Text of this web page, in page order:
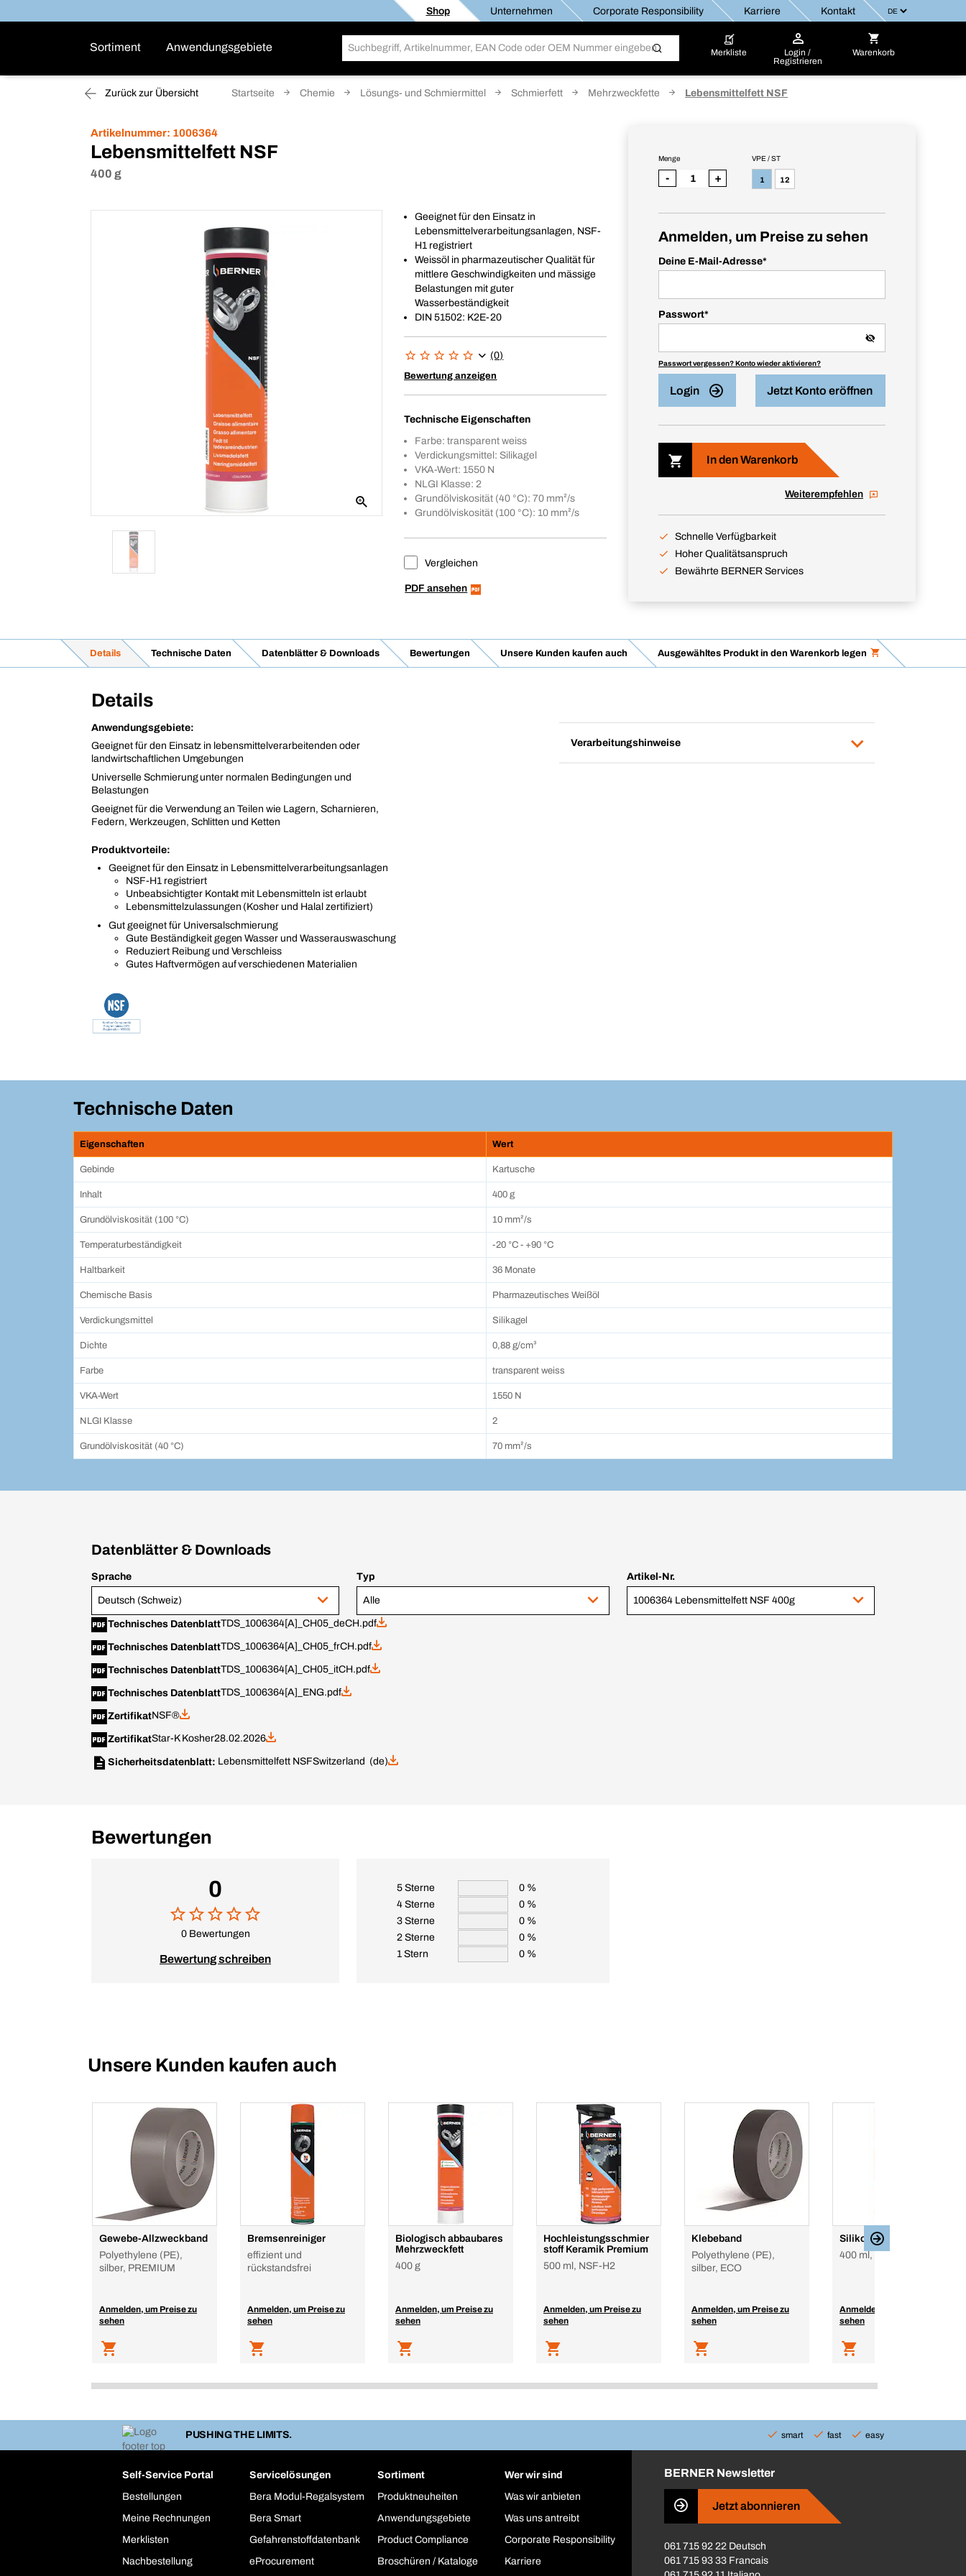
Shop Unternehmen Corporate Responsibility Karriere Kontakt
Sortiment Anwendungsgebiete Merkliste
Login /
Registrieren
Warenkorb
Zurück zur Übersicht Startseite Chemie Lösungs- und Schmiermittel Schmierfett Mehrzweckfette Lebensmittelfett NSF
Artikelnummer: 1006364
Lebensmittelfett NSF
400 g
Geeignet für den Einsatz in
Lebensmittelverarbeitungsanlagen, NSF-
H1 registriert
Weissöl in pharmazeutischer Qualität für
mittlere Geschwindigkeiten und mässige
Belastungen mit guter
Wasserbeständigkeit
DIN 51502: K2E-20
(0)
Bewertung anzeigen
Technische Eigenschaften
Farbe: transparent weiss
Verdickungsmittel: Silikagel
VKA-Wert: 1550 N
NLGI Klasse: 2
Grundölviskosität (40 °C): 70 mm²/s
Grundölviskosität (100 °C): 10 mm²/s
Vergleichen
PDF ansehen
VPE / ST
1 12
Menge
- +
Anmelden, um Preise zu sehen
Deine E-Mail-Adresse*
Passwort*
Passwort vergessen? Konto wieder aktivieren?
Login Jetzt Konto eröffnen
In den Warenkorb
Weiterempfehlen
Schnelle Verfügbarkeit
Hoher Qualitätsanspruch
Bewährte BERNER Services
Details Technische Daten Datenblätter & Downloads Bewertungen Unsere Kunden kaufen auch Ausgewähltes Produkt in den Warenkorb legen
Details
Anwendungsgebiete:
Geeignet für den Einsatz in lebensmittelverarbeitenden oder
landwirtschaftlichen Umgebungen
Universelle Schmierung unter normalen Bedingungen und
Belastungen
Geeignet für die Verwendung an Teilen wie Lagern, Scharnieren,
Federn, Werkzeugen, Schlitten und Ketten
Produktvorteile:
Geeignet für den Einsatz in Lebensmittelverarbeitungsanlagen
NSF-H1 registriert
Unbeabsichtigter Kontakt mit Lebensmitteln ist erlaubt
Lebensmittelzulassungen (Kosher und Halal zertifiziert)
Gut geeignet für Universalschmierung
Gute Beständigkeit gegen Wasser und Wasserauswaschung
Reduziert Reibung und Verschleiss
Gutes Haftvermögen auf verschiedenen Materialien
Verarbeitungshinweise
Technische Daten
Eigenschaften Wert
Gebinde Kartusche
Inhalt 400 g
Grundölviskosität (100 °C) 10 mm²/s
Temperaturbeständigkeit -20 °C - +90 °C
Haltbarkeit 36 Monate
Chemische Basis Pharmazeutisches Weißöl
Verdickungsmittel Silikagel
Dichte 0,88 g/cm³
Farbe transparent weiss
VKA-Wert 1550 N
NLGI Klasse 2
Grundölviskosität (40 °C) 70 mm²/s
Datenblätter & Downloads
Sprache
Deutsch (Schweiz)
Typ
Alle
Artikel-Nr.
1006364 Lebensmittelfett NSF 400g
Technisches DatenblattTDS_1006364[A]_CH05_deCH.pdf
Technisches DatenblattTDS_1006364[A]_CH05_frCH.pdf
Technisches DatenblattTDS_1006364[A]_CH05_itCH.pdf
Technisches DatenblattTDS_1006364[A]_ENG.pdf
ZertifikatNSF®
ZertifikatStar-K Kosher28.02.2026
Sicherheitsdatenblatt: Lebensmittelfett NSFSwitzerland (de)
Bewertungen
0
0 Bewertungen
Bewertung schreiben
5 Sterne
0 %
4 Sterne
0 %
3 Sterne
0 %
2 Sterne
0 %
1 Stern
0 %
Unsere Kunden kaufen auch
Gewebe-Allzweckband
Polyethylene (PE),
silber, PREMIUM
Anmelden, um Preise zu
sehen
Bremsenreiniger
effizient und
rückstandsfrei
Anmelden, um Preise zu
sehen
Biologisch abbaubares
Mehrzweckfett
400 g
Anmelden, um Preise zu
sehen
Hochleistungsschmier
stoff Keramik Premium
500 ml, NSF-H2
Anmelden, um Preise zu
sehen
Klebeband
Polyethylene (PE),
silber, ECO
Anmelden, um Preise zu
sehen
Silikon-Fettspray
400 ml, NSF H1
Anmelden, um Preise zu
sehen
PUSHING THE LIMITS. smart fast easy
Self-Service Portal
Bestellungen
Meine Rechnungen
Merklisten
Nachbestellung
Servicelösungen
Bera Modul-Regalsystem
Bera Smart
Gefahrenstoffdatenbank
eProcurement
Sortiment
Produktneuheiten
Anwendungsgebiete
Product Compliance
Broschüren / Kataloge
Wer wir sind
Was wir anbieten
Was uns antreibt
Corporate Responsibility
Karriere
BERNER Newsletter
Jetzt abonnieren
061 715 92 22 Deutsch
061 715 93 33 Francais